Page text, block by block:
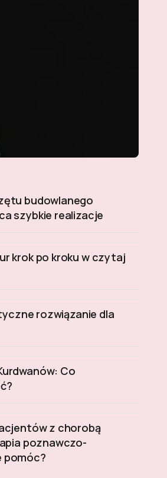
budowlanego
szybkie realizacje
krok po kroku w czytaj
rozwiązanie dla
Co
z chorobą
poznawczo-
pomóc?